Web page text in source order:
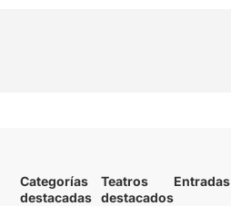
Categorías
destacadas
Teatros
destacados
Entradas